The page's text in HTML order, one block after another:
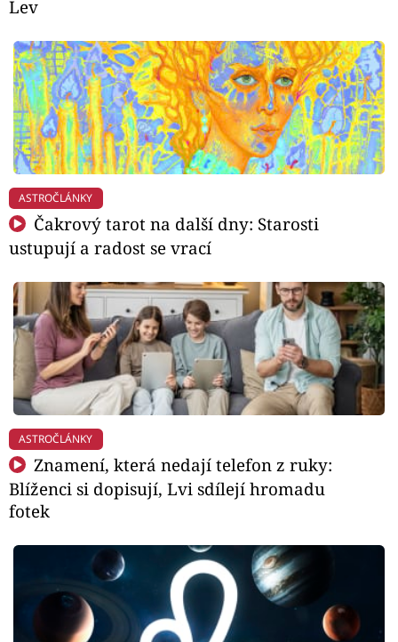
Lev
ASTROČLÁNKY
Čakrový tarot na další dny: Starosti
ustupují a radost se vrací
ASTROČLÁNKY
Znamení, která nedají telefon z ruky:
Blíženci si dopisují, Lvi sdílejí hromadu
fotek